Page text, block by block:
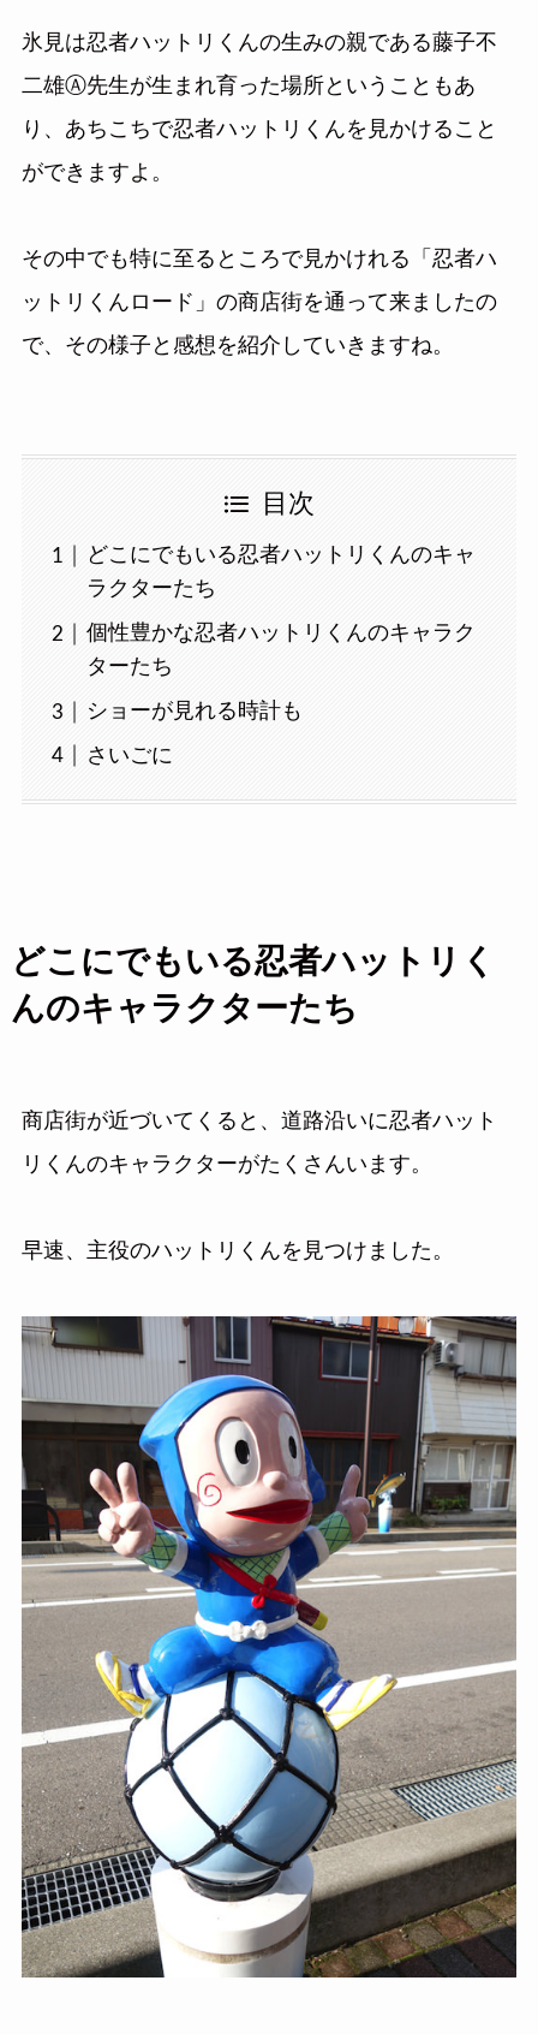
氷見は忍者ハットリくんの生みの親である藤子不
二雄Ⓐ先生が生まれ育った場所ということもあ
り、あちこちで忍者ハットリくんを見かけること
ができますよ。
その中でも特に至るところで見かけれる「忍者ハ
ットリくんロード」の商店街を通って来ましたの
で、その様子と感想を紹介していきますね。
目次
どこにでもいる忍者ハットリくんのキャ
ラクターたち
個性豊かな忍者ハットリくんのキャラク
ターたち
ショーが見れる時計も
さいごに
どこにでもいる忍者ハットリく
んのキャラクターたち
商店街が近づいてくると、道路沿いに忍者ハット
リくんのキャラクターがたくさんいます。
早速、主役のハットリくんを見つけました。